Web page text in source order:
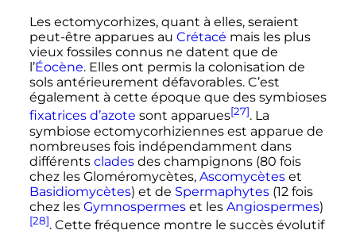
Les ectomycorhizes, quant à elles, seraient
peut-être apparues au Crétacé mais les plus
vieux fossiles connus ne datent que de
l’Éocène. Elles ont permis la colonisation de
sols antérieurement défavorables. C’est
également à cette époque que des symbioses
fixatrices d’azote sont apparues[27]. La
symbiose ectomycorhiziennes est apparue de
nombreuses fois indépendamment dans
différents cladesdes champignons (80 fois
chez les Gloméromycètes, Ascomycèteset
Basidiomycètes) et de Spermaphytes(12 fois
chez les Gymnospermeset les Angiospermes)
[28]. Cette fréquence montre le succès évolutif